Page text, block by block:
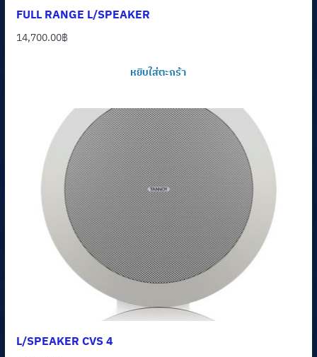
FULL RANGE L/SPEAKER
14,700.00฿
หยิบใส่ตะกร้า
L/SPEAKER CVS 4